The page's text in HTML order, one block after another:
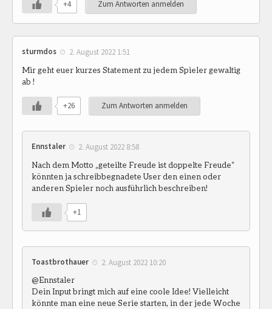
+4 Zum Antworten anmelden
sturmdos 2. August 2022 1:51
Mir geht euer kurzes Statement zu jedem Spieler gewaltig
ab !
+26 Zum Antworten anmelden
Ennstaler 2. August 2022 8:58
Nach dem Motto „geteilte Freude ist doppelte Freude“
könnten ja schreibbegnadete User den einen oder
anderen Spieler noch ausführlich beschreiben!
+1
Toastbrothauer 2. August 2022 10:20
@Ennstaler
Dein Input bringt mich auf eine coole Idee! Vielleicht
könnte man eine neue Serie starten, in der jede Woche